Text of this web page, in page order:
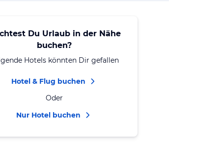
Du Urlaub in der Nähe
buchen?
Hotels könnten Dir gefallen
Hotel & Flug buchen
Oder
Nur Hotel buchen